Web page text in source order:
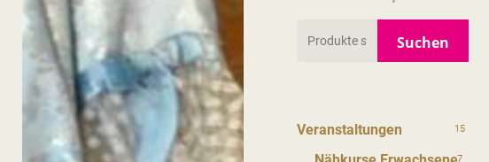
Suchen
Veranstaltungen 15
7